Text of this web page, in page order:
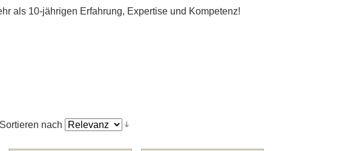
als 10-jährigen Erfahrung, Expertise und Kompetenz!
Sortieren nach